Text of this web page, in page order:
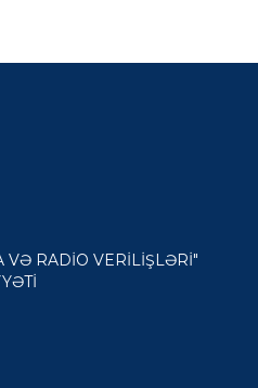
VƏ RADİO VERİLİŞLƏRİ"